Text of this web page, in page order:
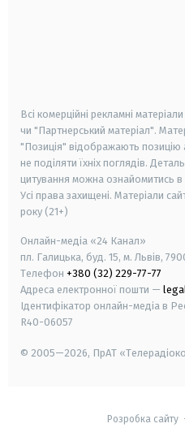
Всі комерційні рекламні
чи "Партнерський матеріал".
"Позиція" відображають позицію
не поділяти їхніх поглядів.
цитування можна ознайомитись
Усі права захищені. Матеріали
року (21+)
Онлайн-медіа «24 Канал»
пл. Галицька, буд. 15, м. Львів,
Телефон +380 (32) 229-77-77
Адреса електронної пошти —
Ідентифікатор онлайн-медіа в
R40-06057
© 2005—2026, ПрАТ
Розробка сайту